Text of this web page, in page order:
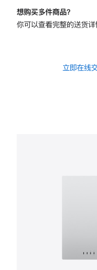
的
想购买多件商品？
你可以查看完整的送货详
立即在线